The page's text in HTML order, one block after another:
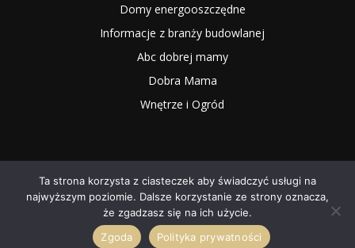
Domy energooszczędne
Informacje z branży budowlanej
Abc dobrej mamy
Dobra Mama
Wnętrze i Ogród
2025 NOWYMAGAZYN.PL
O NAS Współpraca Redakcja Kontakt
Ta strona korzysta z ciasteczek aby świadczyć usługi na
najwyższym poziomie. Dalsze korzystanie ze strony oznacza,
że zgadzasz się na ich użycie.
Zgoda
Polityka prywatności